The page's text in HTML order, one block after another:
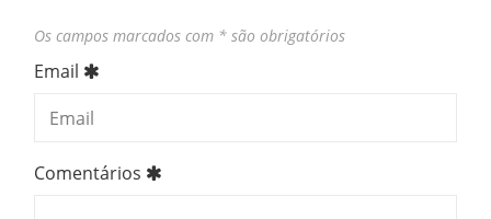
Os campos marcados com * são obrigatórios
Email
Comentários